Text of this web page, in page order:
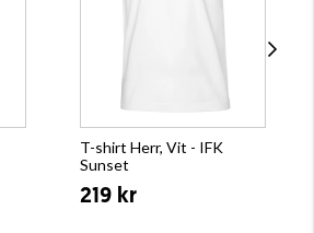
T-shirt Herr, Vit - IFK
Sunset
219 kr